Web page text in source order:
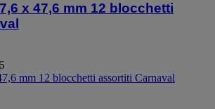
x 47,6 mm 12 blocchetti
mm 12 blocchetti assortiti Carnaval